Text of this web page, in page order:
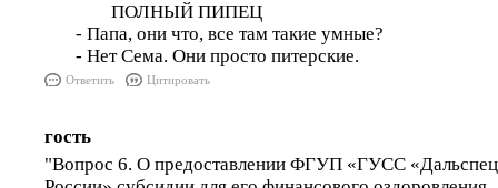
ПОЛНЫЙ ПИПЕЦ
- Папа, они что, все там такие умные?
- Нет Сема. Они просто питерские.
Ответить Цитировать
гость
"Вопрос 6. О предоставлении ФГУП «ГУСС